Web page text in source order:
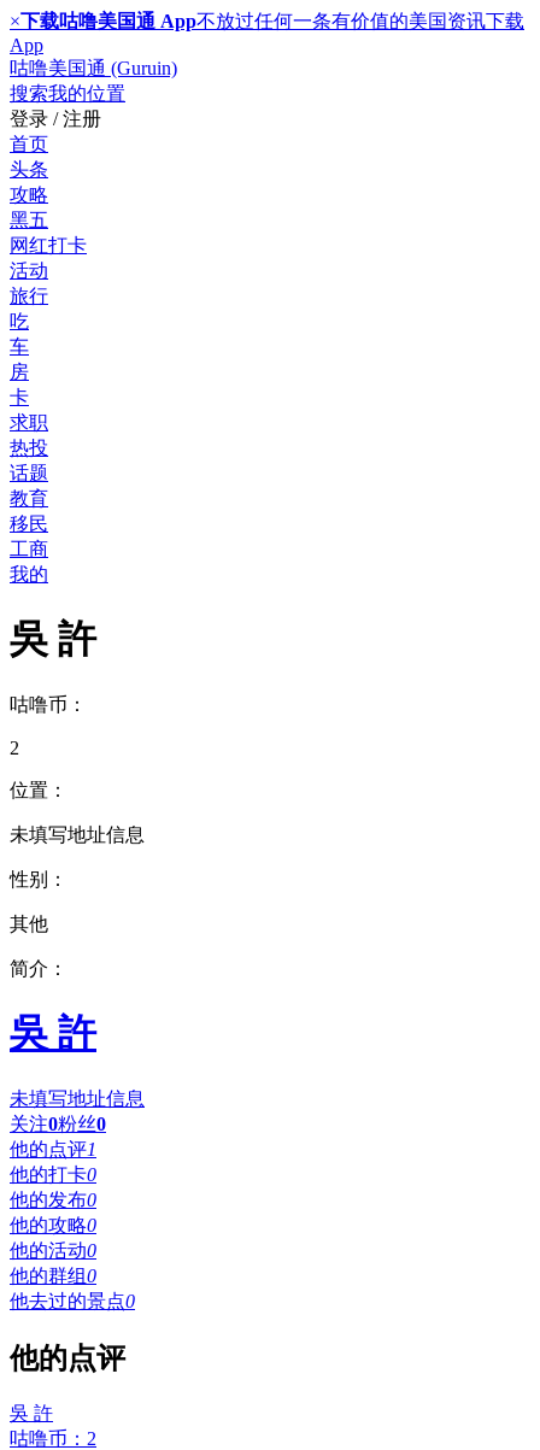
×下载咕噜美国通 App不放过任何一条有价值的美国资讯下载
App
咕噜美国通 (Guruin)
搜索我的位置
登录 / 注册
首页
头条
攻略
黑五
网红打卡
活动
旅行
吃
车
房
卡
求职
热投
话题
教育
移民
工商
我的
吳 許
咕噜币：
2
位置：
未填写地址信息
性别：
其他
简介：
吳 許
未填写地址信息
关注0粉丝0
他的点评1
他的打卡0
他的发布0
他的攻略0
他的活动0
他的群组0
他去过的景点0
他的点评
吳 許
咕噜币：2